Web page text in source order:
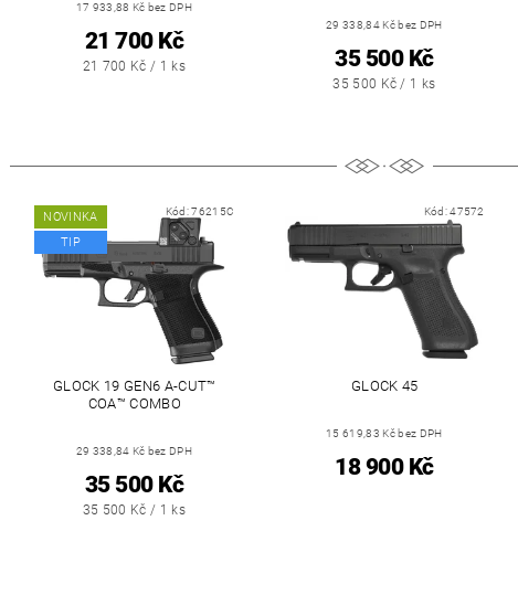
17 933,88 Kč bez DPH
21 700 Kč
21 700 Kč / 1 ks
29 338,84 Kč bez DPH
35 500 Kč
35 500 Kč / 1 ks
NOVINKA
TIP
Kód:76215C
GLOCK 19 GEN6 A-CUT™
COA™ COMBO
29 338,84 Kč bez DPH
35 500 Kč
35 500 Kč / 1 ks
Kód:47572
GLOCK 45
15 619,83 Kč bez DPH
18 900 Kč